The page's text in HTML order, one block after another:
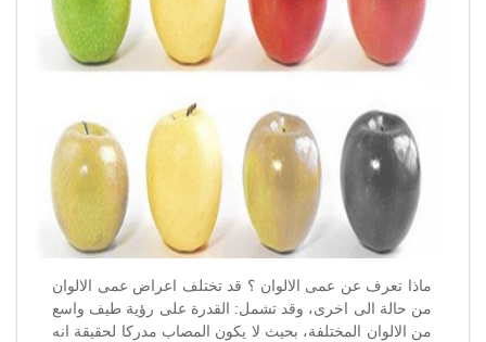
ماذا تعرف عن عمى الالوان ؟ قد تختلف اعراض عمى الالوان
من حالة الى اخرى، وقد تشمل: القدرة على رؤية طيف واسع
من الالوان المختلفة، بحيث لا يكون المصاب مدركا لحقيقة انه